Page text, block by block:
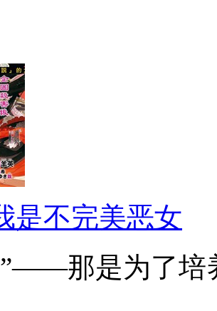
是不完美恶女
”——那是为了培